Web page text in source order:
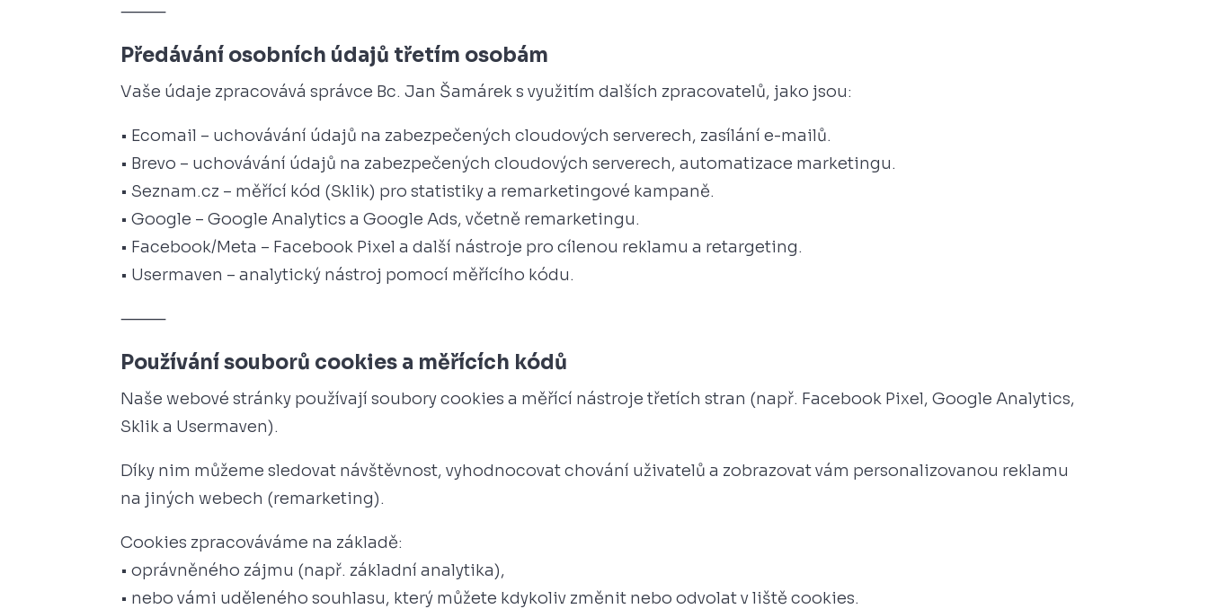
⸻
Předávání osobních údajů třetím osobám
Vaše údaje zpracovává správce Bc. Jan Šamárek s využitím dalších zpracovatelů, jako jsou:
• Ecomail – uchovávání údajů na zabezpečených cloudových serverech, zasílání e-mailů.
• Brevo – uchovávání údajů na zabezpečených cloudových serverech, automatizace marketingu.
• Seznam.cz – měřící kód (Sklik) pro statistiky a remarketingové kampaně.
• Google – Google Analytics a Google Ads, včetně remarketingu.
• Facebook/Meta – Facebook Pixel a další nástroje pro cílenou reklamu a retargeting.
• Usermaven – analytický nástroj pomocí měřícího kódu.
⸻
Používání souborů cookies a měřících kódů
Naše webové stránky používají soubory cookies a měřící nástroje třetích stran (např. Facebook Pixel, Google Analytics,
Sklik a Usermaven).
Díky nim můžeme sledovat návštěvnost, vyhodnocovat chování uživatelů a zobrazovat vám personalizovanou reklamu
na jiných webech (remarketing).
Cookies zpracováváme na základě:
• oprávněného zájmu (např. základní analytika),
• nebo vámi uděleného souhlasu, který můžete kdykoliv změnit nebo odvolat v liště cookies.